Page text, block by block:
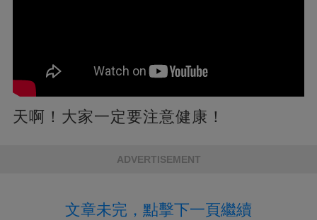
天啊！大家一定要注意健康！
ADVERTISEMENT
文章未完，點擊下一頁繼續